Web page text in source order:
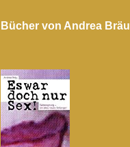
Bücher von Andrea Bräu